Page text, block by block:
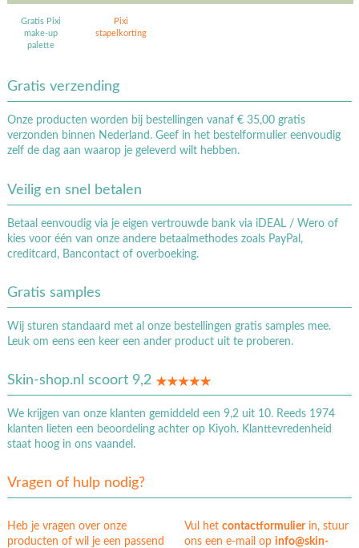
Gratis Pixi
make-up
palette
Pixi
stapelkorting
Gratis verzending
Onze producten worden bij bestellingen vanaf € 35,00 gratis
verzonden binnen Nederland. Geef in het bestelformulier eenvoudig
zelf de dag aan waarop je geleverd wilt hebben.
Veilig en snel betalen
Betaal eenvoudig via je eigen vertrouwde bank via iDEAL / Wero of
kies voor één van onze andere betaalmethodes zoals PayPal,
creditcard, Bancontact of overboeking.
Gratis samples
Wij sturen standaard met al onze bestellingen gratis samples mee.
Leuk om eens een keer een ander product uit te proberen.
Skin-shop.nl scoort 9,2
We krijgen van onze klanten gemiddeld een 9,2 uit 10. Reeds 1974
klanten lieten een beoordeling achter op Kiyoh. Klanttevredenheid
staat hoog in ons vaandel.
Vragen of hulp nodig?
Heb je vragen over onze
producten of wil je een passend
Vul hetcontactformulierin, stuur
ons een e-mail opinfo@skin-